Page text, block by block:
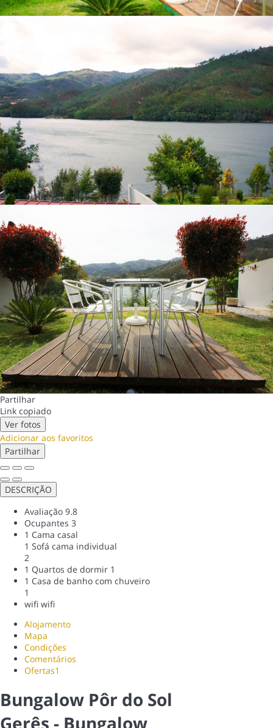
Partilhar
Link copiado
Ver fotos
Adicionar aos favoritos
Partilhar
DESCRIÇÃO
Avaliação 9.8
Ocupantes 3
1 Cama casal
1 Sofá cama individual
2
1 Quartos de dormir 1
1 Casa de banho com chuveiro
1
wifi wifi
Alojamento
Mapa
Condições
Comentários
Ofertas1
Bungalow Pôr do Sol
Gerês - Bungalow